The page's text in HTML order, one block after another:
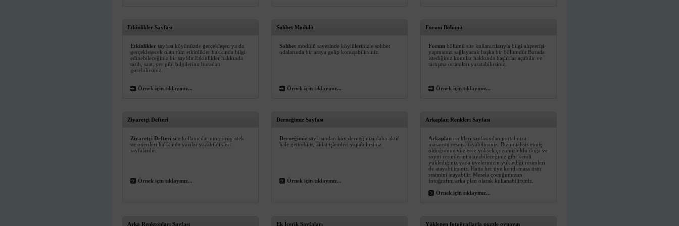
Etkinlikler Sayfası Sohbet Modülü Forum Bölümü
Etkinlikler sayfası köyünüzde gerçekleşen ya da
gerçekleşecek olan tüm etkinlikler hakkında bilgi
edinebileceğiniz bir sayfdır.Etkinlikler hakkında
tarih, saat, yer gibi bilgilerinu buradan
görebilirsiniz.
Örnek için tıklayınız...
Sohbet modülü sayesinde köylülerinizle sohbet
odalarında bir araya gelip konuşabilirsiniz.
Örnek için tıklayınız...
Forum bölümü site kullanıcılarıyla bilgi alışverişi
yapmanızı sağlayacak başka bir bölümdür.Burada
istediğiniz konular hakkında başlıklar açabilir ve
tartışma ortamları yaratabilirsiniz.
Örnek için tıklayınız...
Ziyaretçi Defteri Derneğimiz Sayfası Arkaplan Renkleri Sayfası
Ziyaretçi Defteri site kullanıcılarının görüş istek
ve önerileri hakkında yazılar yazabildikleri
sayfalardır.
Örnek için tıklayınız...
Derneğimiz sayfasından köy derneğinizi daha aktif
hale getirebilir, aidat işlemleri yapabilirsiniz.
Örnek için tıklayınız...
Arkaplan renkleri sayfasından portalınıza
masaüstü resmi atayabilirsiniz. Bizim tahsis etmiş
olduğumuz yüzlerce yüksek çözünürlüklü doğa ve
soyut resimlerini atayabileceğiniz gibi kendi
yüklediğiniz yada üyelerinizin yüklediği resimleri
de atayabilirsiniz. Hatta her üye kendi masa üstü
resimini atayabilir. Mesela çocuğunuzun
fotoğrafını arka plan olarak kullanabilirsiniz.
Örnek için tıklayınız...
Arka Renktonları Sayfası Ek İçerik Sayfaları Yüklenen fotoğraflarla puzzle oynayın